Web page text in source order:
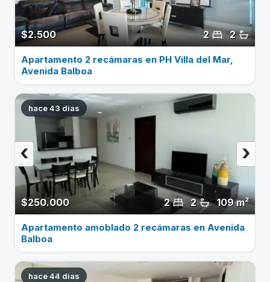
$2.500 2
2
Apartamento 2 recámaras en PH Villa del Mar,
Avenida Balboa
hace 43 dias
$250.000 109 m²
2
2
›
‹
Apartamento amoblado 2 recámaras en Avenida
Balboa
hace 44 dias